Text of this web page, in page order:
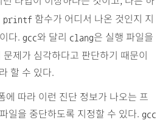
printf 함수가 어디서 나온 것인지 지
다. gcc와 달리 clang은 실행 파일을
제가 심각하다고 판단하기 때문이
할 수 있다.
에 따라 이런 진단 정보가 나오는 프
일을 중단하도록 지정할 수 있다. gcc